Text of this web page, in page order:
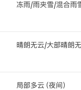
冻雨/雨夹雪/混合雨
晴朗无云/大部晴朗无
局部多云（夜间）